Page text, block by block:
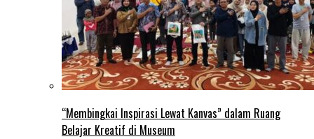
“Membingkai Inspirasi Lewat Kanvas” dalam Ruang
Belajar Kreatif di Museum